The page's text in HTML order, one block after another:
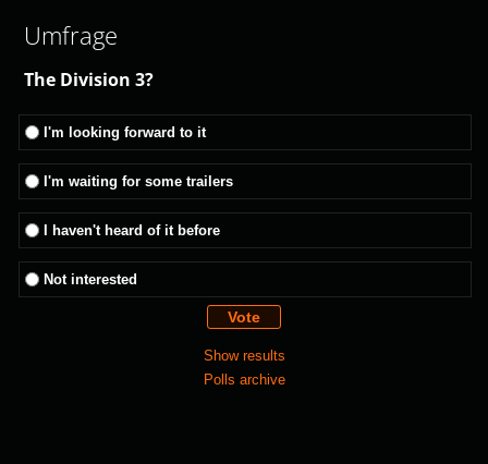
Umfrage
The Division 3?
I'm looking forward to it
I'm waiting for some trailers
I haven't heard of it before
Not interested
Show results
Polls archive